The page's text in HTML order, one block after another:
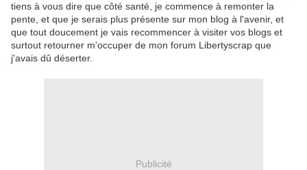
tiens à vous dire que côté santé, je commence à remonter la
pente, et que je serais plus présente sur mon blog à l'avenir, et
que tout doucement je vais recommencer à visiter vos blogs et
surtout retourner m'occuper de mon forum Libertyscrap que
j'avais dû déserter.
Publicité